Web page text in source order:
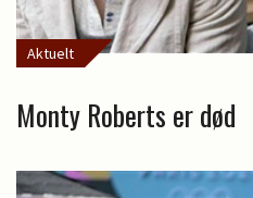
Aktuelt
Monty Roberts er død